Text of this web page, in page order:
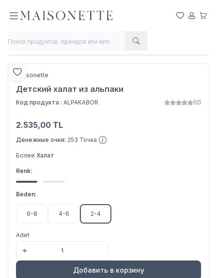
МоиМойМоя
Добавить в любимое
Делиться
Maisonette
Детский халат из альпаки
Код продукта : ALPAKABOR (0)
2.535,00 TL
Денежные очки: 253 Точка
Более Халат
Renk:
Beden:
6-8 4-6 2-4
Adet
Добавить в корзину